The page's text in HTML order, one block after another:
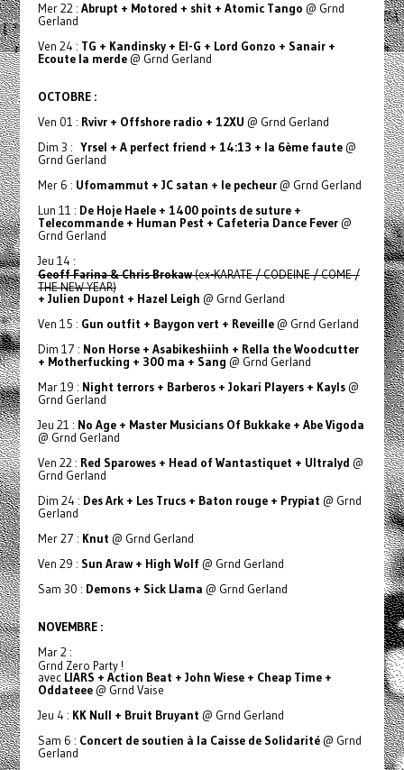
Mer 22 : Abrupt + Motored + shit + Atomic Tango @ Grnd
Gerland
Ven 24 : TG + Kandinsky + El-G + Lord Gonzo + Sanair +
Ecoute la merde@ Grnd Gerland
OCTOBRE :
Ven 01 : Rvivr + Offshore radio + 12XU @ Grnd Gerland
Dim 3 : Yrsel + A perfect friend + 14:13 + la 6ème faute@
Grnd Gerland
Mer 6 : Ufomammut + JC satan + le pecheur@ Grnd Gerland
Lun 11 : De Hoje Haele + 1400 points de suture +
Telecommande + Human Pest + Cafeteria Dance Fever@
Grnd Gerland
Jeu 14 :
Geoff Farina & Chris Brokaw(ex-KARATE / CODEINE / COME /
THE NEW YEAR)
+ Julien Dupont + Hazel Leigh @ Grnd Gerland
Ven 15 : Gun outfit + Baygon vert + Reveille @ Grnd Gerland
Dim 17 : Non Horse + Asabikeshiinh + Rella the Woodcutter
+ Motherfucking + 300 ma + Sang @ Grnd Gerland
Mar 19 : Night terrors + Barberos + Jokari Players + Kayls@
Grnd Gerland
Jeu 21 : No Age + Master Musicians Of Bukkake + Abe Vigoda
@ Grnd Gerland
Ven 22 : Red Sparowes + Head of Wantastiquet + Ultralyd @
Grnd Gerland
Dim 24 : Des Ark + Les Trucs + Baton rouge + Prypiat @ Grnd
Gerland
Mer 27 : Knut @ Grnd Gerland
Ven 29 : Sun Araw + High Wolf @ Grnd Gerland
Sam 30 : Demons + Sick Llama @ Grnd Gerland
NOVEMBRE :
Mar 2 :
Grnd Zero Party !
avec LIARS + Action Beat + John Wiese + Cheap Time +
Oddateee@ Grnd Vaise
Jeu 4 : KK Null + Bruit Bruyant @ Grnd Gerland
Sam 6 : Concert de soutien à la Caisse de Solidarité @ Grnd
Gerland